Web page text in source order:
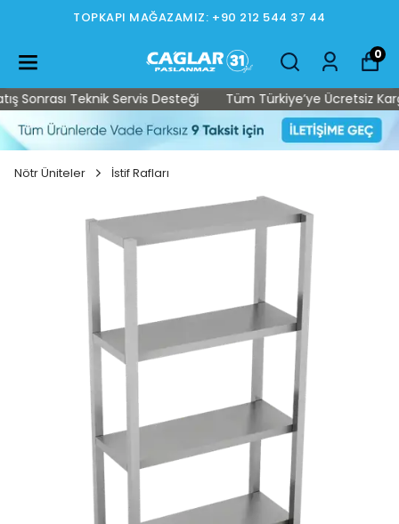
TOPKAPI MAĞAZAMIZ: +90 212 544 37 44
0
Teknik Servis Desteği Tüm Türkiye’ye Ücretsiz
Nötr Üniteler İstif Rafları